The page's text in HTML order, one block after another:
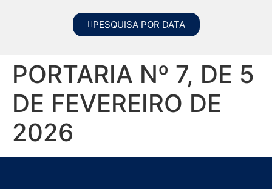
PESQUISA POR DATA
PORTARIA Nº 7, DE 5
DE FEVEREIRO DE
2026